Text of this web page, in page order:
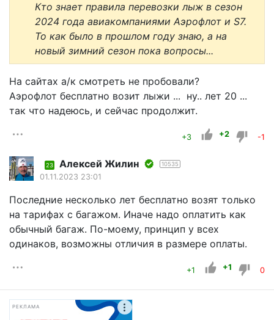
Кто знает правила перевозки лыж в сезон
2024 года авиакомпаниями Аэрофлот и S7.
То как было в прошлом году знаю, а на
новый зимний сезон пока вопросы...
На сайтах а/к смотреть не пробовали?
Аэрофлот бесплатно возит лыжи ... ну.. лет 20 ...
так что надеюсь, и сейчас продолжит.
+3 +2 -1
23 Алексей Жилин 10535
01.11.2023 23:01
Последние несколько лет бесплатно возят только
на тарифах с багажом. Иначе надо оплатить как
обычный багаж. По-моему, принцип у всех
одинаков, возможны отличия в размере оплаты.
+1 +1 0
РЕКЛАМА